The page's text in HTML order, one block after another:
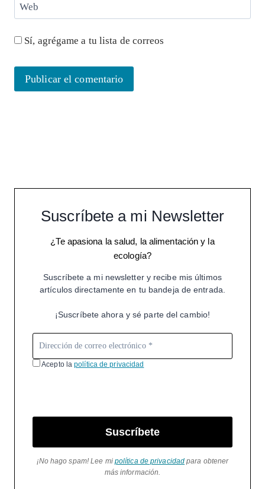
Web
Sí, agrégame a tu lista de correos
Suscríbete a mi Newsletter
¿Te apasiona la salud, la alimentación y la
ecología?
Suscríbete a mi newsletter y recibe mis últimos
artículos directamente en tu bandeja de entrada.
¡Suscríbete ahora y sé parte del cambio!
Acepto lapolítica de privacidad
Suscríbete
¡No hago spam! Lee mi política de privacidad para obtener
más información.